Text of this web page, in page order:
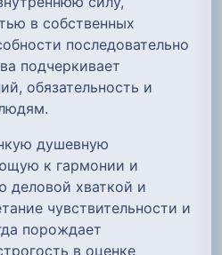
в собственных
последовательно
подчеркивает
обязательность и
душевную
к гармонии и
деловой хваткой и
чувствительности и
порождает
в оценке